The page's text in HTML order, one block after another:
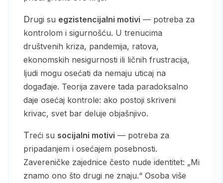
Drugi su egzistencijalni motivi — potreba za
kontrolom i sigurnošću. U trenucima
društvenih kriza, pandemija, ratova,
ekonomskih nesigurnosti ili ličnih frustracija,
ljudi mogu osećati da nemaju uticaj na
događaje. Teorija zavere tada paradoksalno
daje osećaj kontrole: ako postoji skriveni
krivac, svet bar deluje objašnjivo.
Treći su socijalni motivi — potreba za
pripadanjem i osećajem posebnosti.
Zavereničke zajednice često nude identitet: „Mi
znamo ono što drugi ne znaju.“ Osoba više